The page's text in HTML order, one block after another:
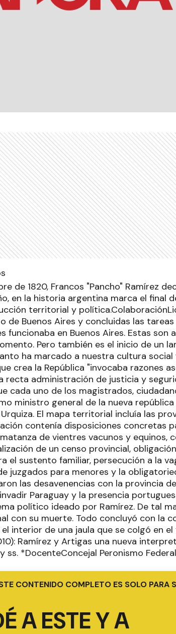
de 1820, Francos "Pancho" Ramírez
en la historia argentina marca el final
territorial y
de Buenos Aires y concluidas las
funcionaba en Buenos Aires. Estas son
Pero también es el inicio de un
ha marcado a nuestra cultura
crea la República "invocaba razones
recta administración de justicia y
cada uno de los magistrados,
ministro general de la nueva
El mapa territorial incluía las
contenía disposiciones concretas
de vientres vacunos y equinos,
de un censo provincial,
el sustento familiar, persecución a la
juzgados para menores y la
las desavenencias con la provincia
Paraguay y la presencia
político ideado por Ramírez. De tal
con su muerte. Todo concluyó con la
interior de una jaula que se colgó en
Ramírez y Artigas una nueva
ss. *DocenteConcejal Peronismo Federal
CONTENIDO COMPLETO ES SOLO PARA
A ESTE Y A